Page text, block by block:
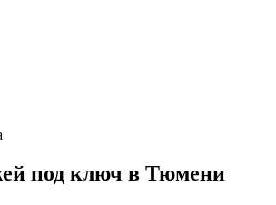
под ключ в Тюмени